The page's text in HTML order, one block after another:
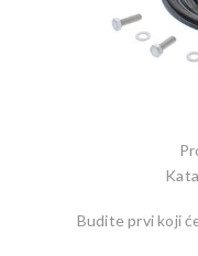
Budite prvi koji